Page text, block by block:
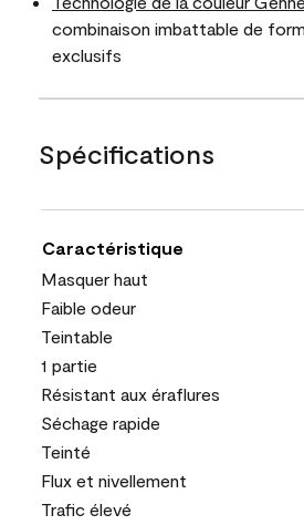
combinaison imbattable de
exclusifs
Spécifications
Caractéristique
Masquer haut
Faible odeur
Teintable
1 partie
Résistant aux éraflures
Séchage rapide
Teinté
Flux et nivellement
Trafic élevé